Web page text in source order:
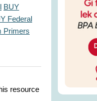
BUY
Federal
Primers
resource